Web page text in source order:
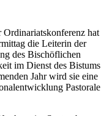
hat
die Leiterin der
des Bischöflichen
im Dienst des Bistums
Jahr wird sie eine
Pastorale